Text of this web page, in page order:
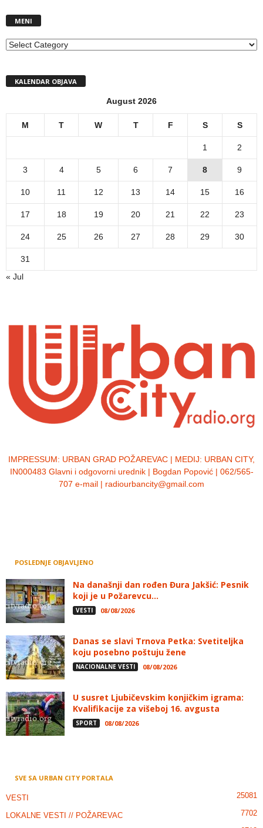
MENI
MENI
KALENDAR OBJAVA
August 2026
M T W T F S S
1 2
3 4 5 6 7 8 9
10 11 12 13 14 15 16
17 18 19 20 21 22 23
24 25 26 27 28 29 30
31
« Jul
IMPRESSUM: URBAN GRAD POŽAREVAC | MEDIJ: URBAN CITY,
IN000483 Glavni i odgovorni urednik | Bogdan Popović | 062/565-
707 e-mail | radiourbancity@gmail.com
POSLEDNJE OBJAVLJENO
Na današnji dan rođen Đura Jakšić: Pesnik
koji je u Požarevcu...
VESTI 08/08/2026
Danas se slavi Trnova Petka: Svetiteljka
koju posebno poštuju žene
NACIONALNE VESTI 08/08/2026
U susret Ljubičevskim konjičkim igrama:
Kvalifikacije za višeboj 16. avgusta
SPORT 08/08/2026
SVE SA URBAN CITY PORTALA
VESTI 25081
LOKALNE VESTI // POŽAREVAC
7702